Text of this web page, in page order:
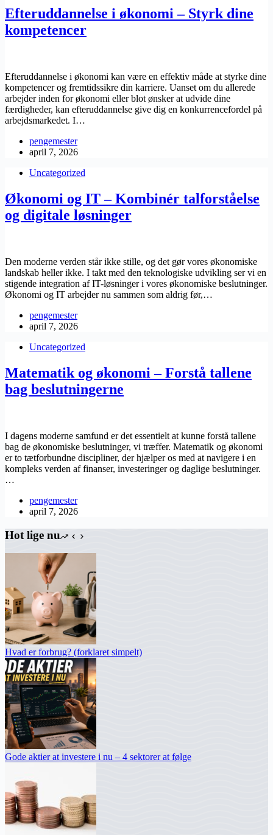
Efteruddannelse i økonomi – Styrk dine
kompetencer
Efteruddannelse i økonomi kan være en effektiv måde at styrke dine
kompetencer og fremtidssikre din karriere. Uanset om du allerede
arbejder inden for økonomi eller blot ønsker at udvide dine
færdigheder, kan efteruddannelse give dig en konkurrencefordel på
arbejdsmarkedet. I…
pengemester
april 7, 2026
Uncategorized
Økonomi og IT – Kombinér talforståelse
og digitale løsninger
Den moderne verden står ikke stille, og det gør vores økonomiske
landskab heller ikke. I takt med den teknologiske udvikling ser vi en
stigende integration af IT-løsninger i vores økonomiske beslutninger.
Økonomi og IT arbejder nu sammen som aldrig før,…
pengemester
april 7, 2026
Uncategorized
Matematik og økonomi – Forstå tallene
bag beslutningerne
I dagens moderne samfund er det essentielt at kunne forstå tallene
bag de økonomiske beslutninger, vi træffer. Matematik og økonomi
er to tætforbundne discipliner, der hjælper os med at navigere i en
kompleks verden af finanser, investeringer og daglige beslutninger.
…
pengemester
april 7, 2026
Hot lige nu
Hvad er forbrug? (forklaret simpelt)
Gode aktier at investere i nu – 4 sektorer at følge